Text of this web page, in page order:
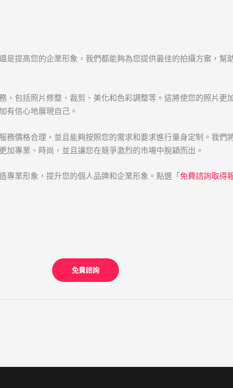
是提高您的企業形象，我們都能夠為您提供最佳的拍攝方案，幫
，包括照片修整、裁剪、美化和色彩調整等。這將使您的照片更
有信心地展現自己。
務價格合理，並且能夠按照您的需求和要求進行量身定制。我們
加專業、時尚，並且讓您在競爭激烈的市場中脫穎而出。
專業形象，提升您的個人品牌和企業形象。點選「免費諮詢取得
免費諮詢